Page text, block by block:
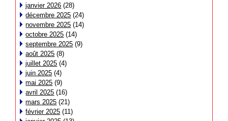
janvier 2026 (28)
décembre 2025 (24)
novembre 2025 (14)
octobre 2025 (14)
septembre 2025 (9)
août 2025 (8)
juillet 2025 (4)
juin 2025 (4)
mai 2025 (9)
avril 2025 (16)
mars 2025 (21)
février 2025 (11)